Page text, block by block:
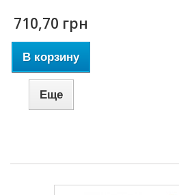
710,70 грн
В корзину
Еще